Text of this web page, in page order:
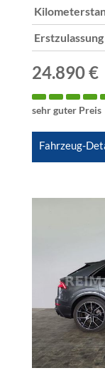
Erstzulassung
24.890 €
sehr guter Preis
Fahrzeug-